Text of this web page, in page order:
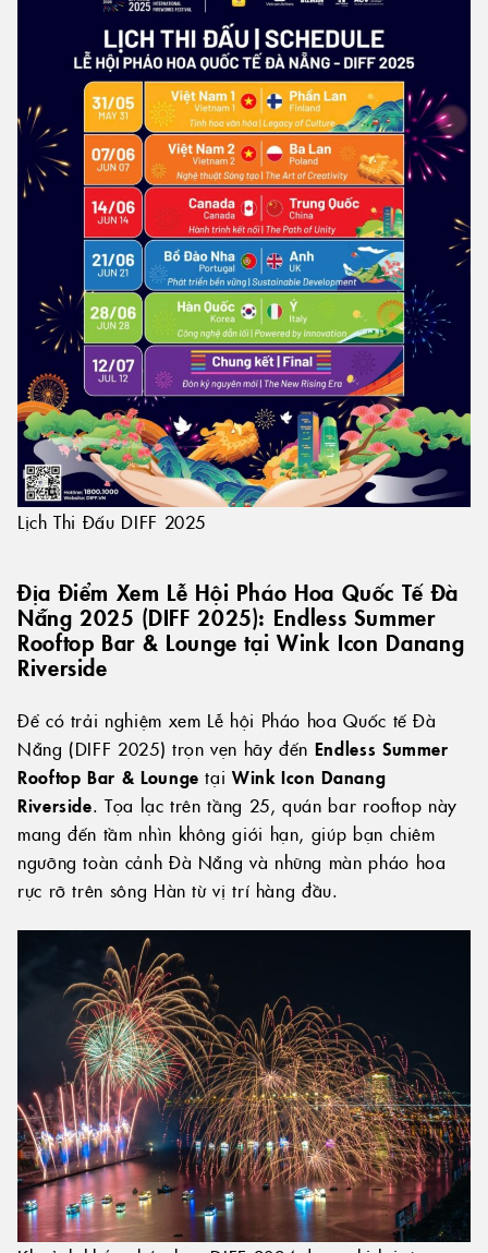
Lịch Thi Đấu DIFF 2025
Địa Điểm Xem Lễ Hội Pháo Hoa Quốc Tế Đà
Nẵng 2025 (DIFF 2025): Endless Summer
Rooftop Bar & Lounge tại Wink Icon Danang
Riverside
Để có trải nghiệm xem Lễ hội Pháo hoa Quốc tế Đà
Nẵng (DIFF 2025) trọn vẹn hãy đến Endless Summer
Rooftop Bar & Lounge tạiWink Icon Danang
Riverside. Tọa lạc trên tầng 25, quán bar rooftop này
mang đến tầm nhìn không giới hạn, giúp bạn chiêm
ngưỡng toàn cảnh Đà Nẵng và những màn pháo hoa
rực rỡ trên sông Hàn từ vị trí hàng đầu.